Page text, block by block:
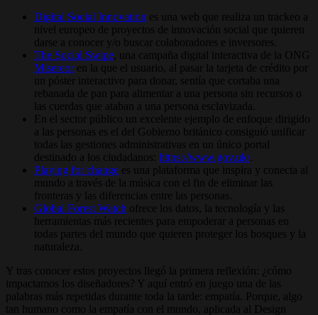
Digital Social Innovation es una web que realiza un trackeo a
nivel europeo de proyectos de innovación social que quieren
darse a conocer y/o buscar colaboradores e inversores.
The Social Swipe, una campaña digital interactiva de la ONG
Misereoren la que el usuario, al pasar la tarjeta de crédito por
un póster interactivo para donar, sentía que cortaba una
rebanada de pan para alimentar a una persona sin recursos o
las cuerdas que ataban a una persona esclavizada.
En el sector público un excelente ejemplo de enfoque dirigido
a las personas es el del Gobierno británico consiguió unificar
todas las gestiones administrativas en un único portal
destinado a los ciudadanos: https://www.gov.uk/.
Playing for change es una plataforma que inspira y conecta al
mundo a través de la música con el fin de eliminar las
fronteras y las diferencias entre las personas.
Global Forest Watch ofrece los datos, la tecnología y las
herramientas más recientes para empoderar a personas en
todas partes del mundo que quieren proteger los bosques y la
naturaleza.
Y tras conocer estos proyectos llegó la primera reflexión: ¿cómo
impactamos los diseñadores? Y aquí entró en juego una de las
palabras más repetidas durante toda la tarde: empatía. Porque, algo
tan humano como la empatía con el mundo, aplicada al Design